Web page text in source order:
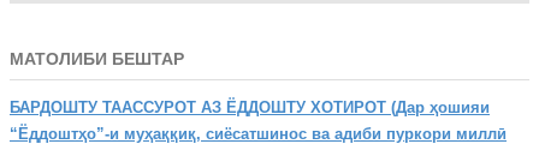
МАТОЛИБИ БЕШТАР
БАРДОШТУ ТААССУРОТ АЗ ЁДДОШТУ ХОТИРОТ (Дар ҳошияи
“Ёддоштҳо”-и муҳаққиқ, сиёсатшинос ва адиби пуркори миллӣ